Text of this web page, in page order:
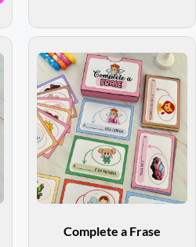
Complete a Frase